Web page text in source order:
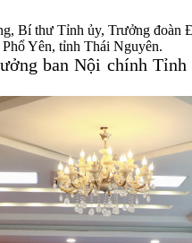
Bí thư Tỉnh ủy, Trưởng
Yên, tỉnh Thái Nguyên.
ban Nội chính Tỉnh